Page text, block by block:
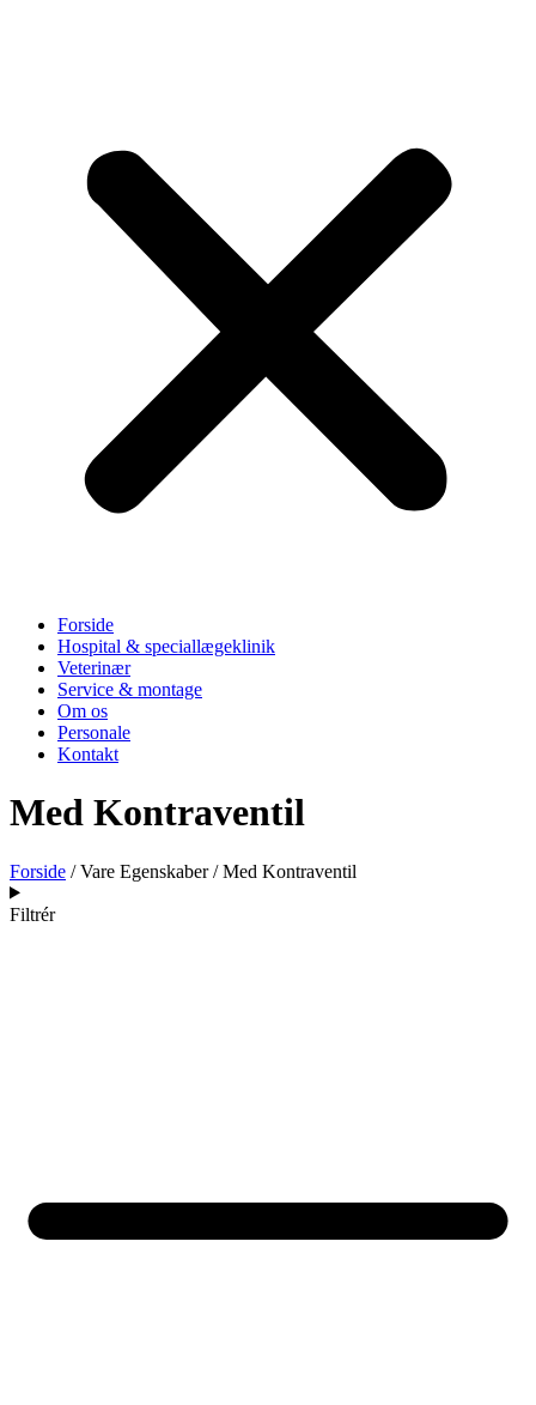
Forside
Hospital & speciallægeklinik
Veterinær
Service & montage
Om os
Personale
Kontakt
Med Kontraventil
Forside / Vare Egenskaber / Med Kontraventil
Filtrér